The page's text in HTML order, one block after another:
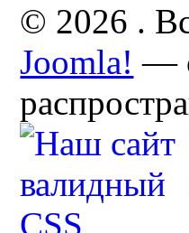
© 2026 .
Joomla! —